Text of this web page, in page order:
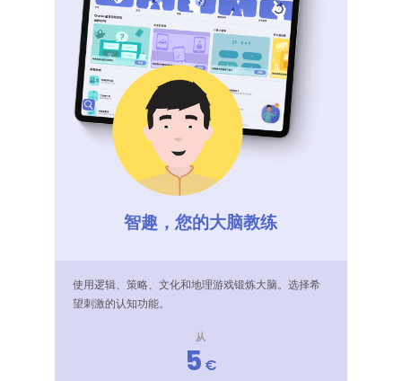
智趣，您的大脑教练
使用逻辑、策略、文化和地理游戏锻炼大脑。选择希
望刺激的认知功能。
从
5 €